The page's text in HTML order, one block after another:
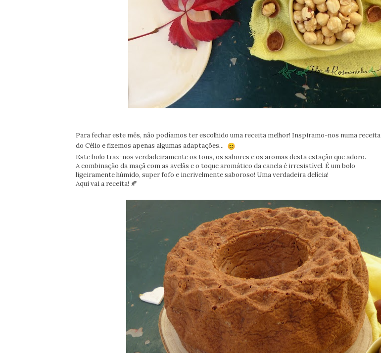
Para fechar este mês, não podíamos ter escolhido uma receita melhor! Inspiramo-nos numa receita
do Célio e fizemos apenas algumas adaptações...
Este bolo traz-nos verdadeiramente os tons, os sabores e os aromas desta estação que adoro.
A combinação da maçã com as avelãs e o toque aromático da canela é irresistível. É um bolo
ligeiramente húmido, super fofo e incrivelmente saboroso! Uma verdadeira delícia!
Aqui vai a receita! 🍂